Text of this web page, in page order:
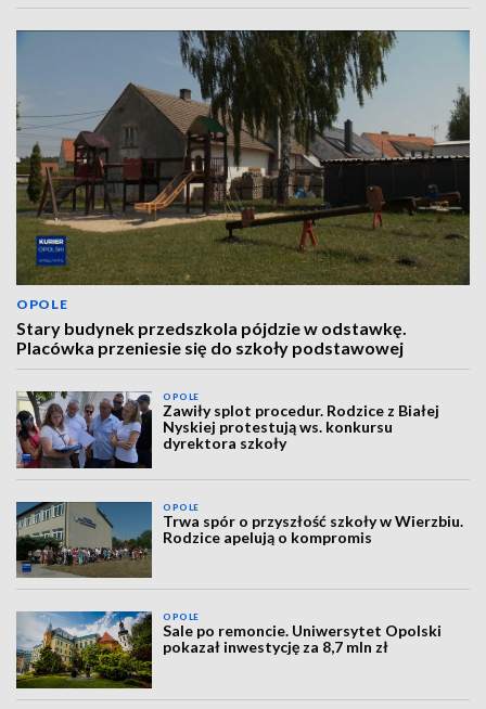
OPOLE
Stary budynek przedszkola pójdzie w odstawkę.
Placówka przeniesie się do szkoły podstawowej
OPOLE
Zawiły splot procedur. Rodzice z Białej
Nyskiej protestują ws. konkursu
dyrektora szkoły
OPOLE
Trwa spór o przyszłość szkoły w Wierzbiu.
Rodzice apelują o kompromis
OPOLE
Sale po remoncie. Uniwersytet Opolski
pokazał inwestycję za 8,7 mln zł